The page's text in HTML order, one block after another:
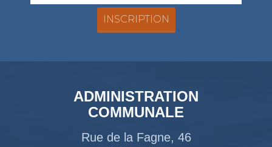
ADMINISTRATION
COMMUNALE
Rue de la Fagne, 46